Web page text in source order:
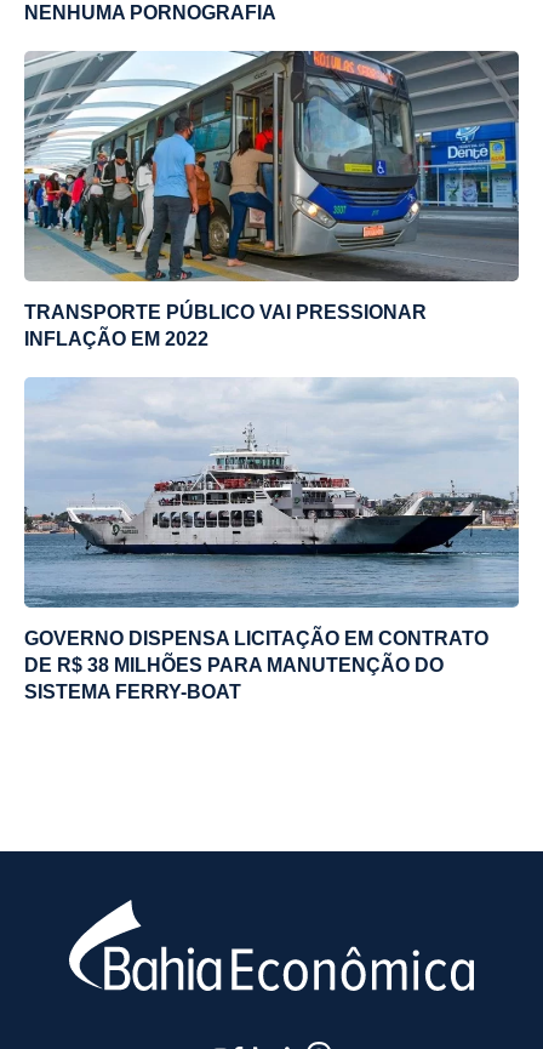
NENHUMA PORNOGRAFIA
TRANSPORTE PÚBLICO VAI PRESSIONAR
INFLAÇÃO EM 2022
GOVERNO DISPENSA LICITAÇÃO EM CONTRATO
DE R$ 38 MILHÕES PARA MANUTENÇÃO DO
SISTEMA FERRY-BOAT